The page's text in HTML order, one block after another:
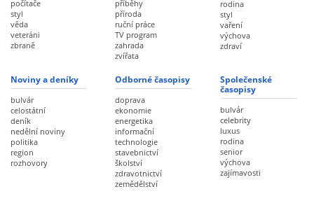
počítače
styl
věda
veteráni
zbraně
příběhy
příroda
ruční práce
TV program
zahrada
zvířata
rodina
styl
vaření
výchova
zdraví
Noviny a deníky
bulvár
celostátní
deník
nedělní noviny
politika
region
rozhovory
Odborné časopisy
doprava
ekonomie
energetika
informační
technologie
stavebnictví
školství
zdravotnictví
zemědělství
Společenské
časopisy
bulvár
celebrity
luxus
rodina
senior
výchova
zajímavosti